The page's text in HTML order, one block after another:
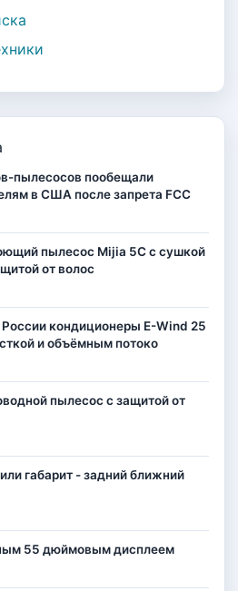
пылесосов пообещали
в США после запрета FCC
пылесос Mijia 5C с сушкой
от волос
России кондиционеры E-Wind 25
и объёмным потоко
пылесос с защитой от
габарит - задний ближний
55 дюймовым дисплеем